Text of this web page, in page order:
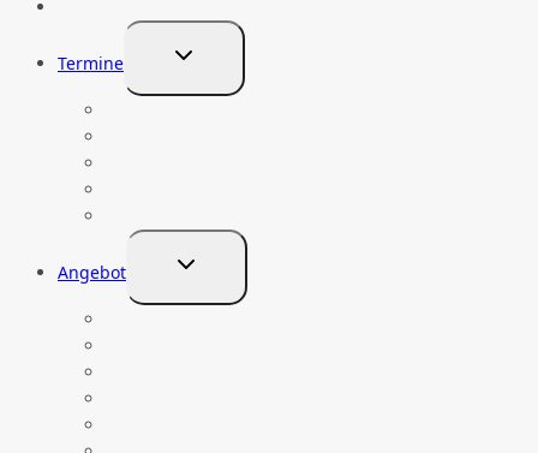
Termine
UNTERMENÜ
UMSCHALTEN
Angebot
UNTERMENÜ
UMSCHALTEN